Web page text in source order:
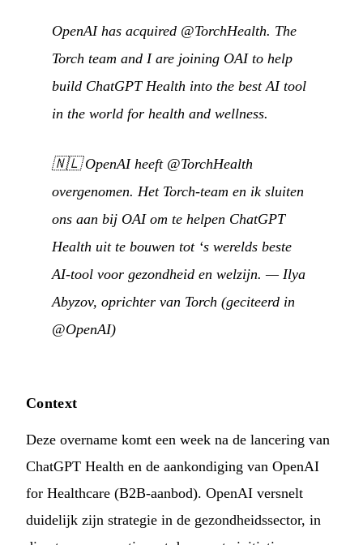
OpenAI has acquired @TorchHealth. The
Torch team and I are joining OAI to help
build ChatGPT Health into the best AI tool
in the world for health and wellness.
🇳🇱OpenAI heeft @TorchHealth
overgenomen. Het Torch-team en ik sluiten
ons aan bij OAI om te helpen ChatGPT
Health uit te bouwen tot ‘s werelds beste
AI-tool voor gezondheid en welzijn. — Ilya
Abyzov, oprichter van Torch (geciteerd in
@OpenAI)
Context
Deze overname komt een week na de lancering van
ChatGPT Health en de aankondiging van OpenAI
for Healthcare (B2B-aanbod). OpenAI versnelt
duidelijk zijn strategie in de gezondheidssector, in